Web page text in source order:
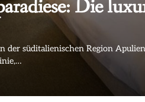
Die
der süditalienischen Region